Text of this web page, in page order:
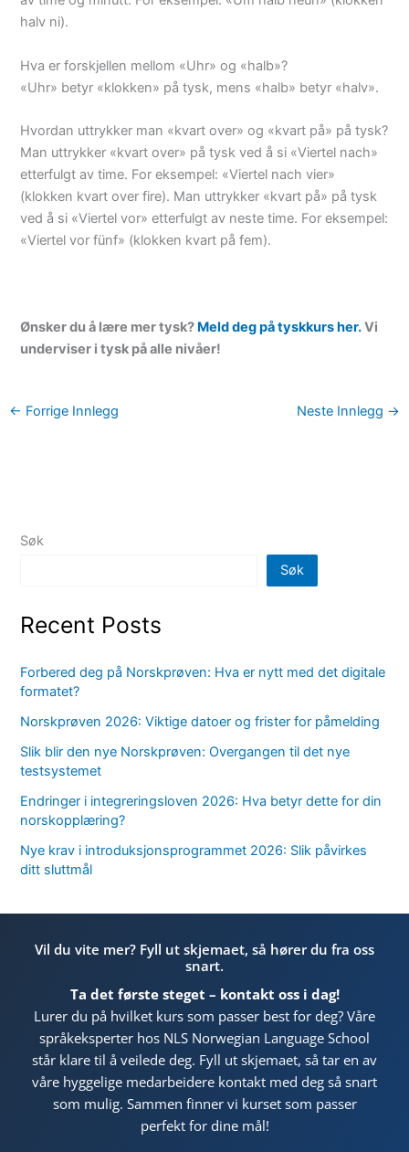
halv ni).
Hva er forskjellen mellom «Uhr» og «halb»?
«Uhr» betyr «klokken» på tysk, mens «halb» betyr «halv».
Hvordan uttrykker man «kvart over» og «kvart på» på tysk?
Man uttrykker «kvart over» på tysk ved å si «Viertel nach»
etterfulgt av time. For eksempel: «Viertel nach vier»
(klokken kvart over fire). Man uttrykker «kvart på» på tysk
ved å si «Viertel vor» etterfulgt av neste time. For eksempel:
«Viertel vor fünf» (klokken kvart på fem).
Ønsker du å lære mer tysk? Meld deg på tyskkurs her.Vi
underviser i tysk på alle nivåer!
← Forrige Innlegg Neste Innlegg →
Søk
Søk
Recent Posts
Forbered deg på Norskprøven: Hva er nytt med det digitale
formatet?
Norskprøven 2026: Viktige datoer og frister for påmelding
Slik blir den nye Norskprøven: Overgangen til det nye
testsystemet
Endringer i integreringsloven 2026: Hva betyr dette for din
norskopplæring?
Nye krav i introduksjonsprogrammet 2026: Slik påvirkes
ditt sluttmål
Vil du vite mer? Fyll ut skjemaet, så hører du fra oss
snart.
Ta det første steget – kontakt oss i dag!
Lurer du på hvilket kurs som passer best for deg? Våre
språkeksperter hos NLS Norwegian Language School
står klare til å veilede deg. Fyll ut skjemaet, så tar en av
våre hyggelige medarbeidere kontakt med deg så snart
som mulig. Sammen finner vi kurset som passer
perfekt for dine mål!